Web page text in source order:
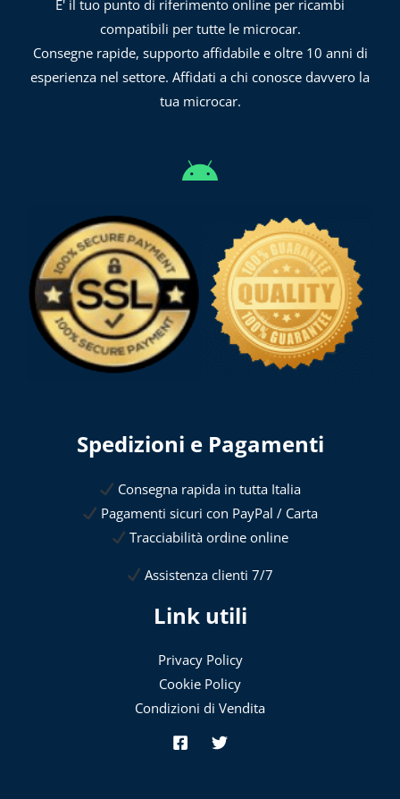
E' il tuo punto di riferimento online per ricambi
compatibili per tutte le microcar.
Consegne rapide, supporto affidabile e oltre 10 anni di
esperienza nel settore. Affidati a chi conosce davvero la
tua microcar.
Spedizioni e Pagamenti
Consegna rapida in tutta Italia
Pagamenti sicuri con PayPal / Carta
Tracciabilità ordine online
Assistenza clienti 7/7
Link utili
Privacy Policy
Cookie Policy
Condizioni di Vendita